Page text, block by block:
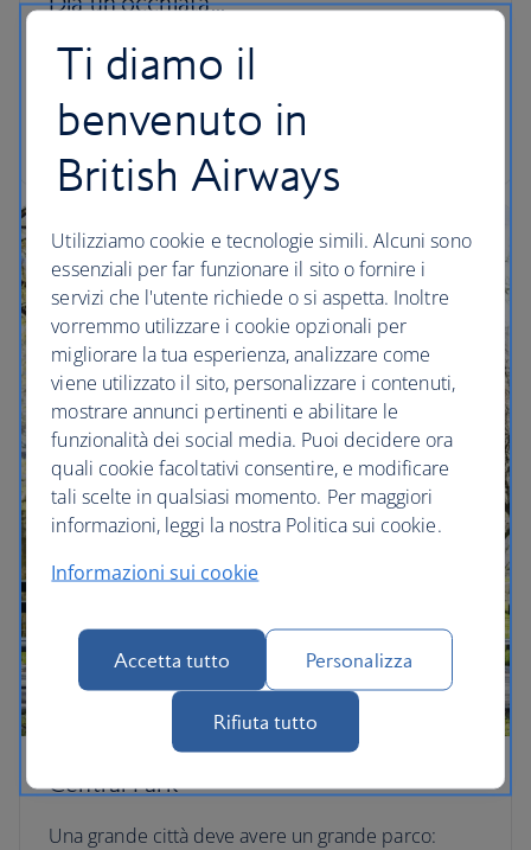
Mettiti sotto la balena blu nell'Irma and Paul
Milstein Family Hall of Ocean Life… lo vedi
l'ombelico? (Per trovarlo devi spostarti verso la
coda).
Central Park
Una grande città deve avere un grande parco:
Ti diamo il
benvenuto in
British Airways
Utilizziamo cookie e tecnologie simili. Alcuni sono
essenziali per far funzionare il sito o fornire i
servizi che l'utente richiede o si aspetta. Inoltre
vorremmo utilizzare i cookie opzionali per
migliorare la tua esperienza, analizzare come
viene utilizzato il sito, personalizzare i contenuti,
mostrare annunci pertinenti e abilitare le
funzionalità dei social media. Puoi decidere ora
quali cookie facoltativi consentire, e modificare
tali scelte in qualsiasi momento. Per maggiori
informazioni, leggi la nostra Politica sui cookie.
Informazioni sui cookie
Accetta tutto Personalizza
Rifiuta tutto